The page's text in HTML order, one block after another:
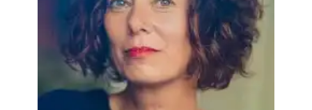
Previous Next